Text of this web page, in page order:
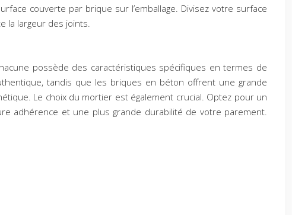
couverte par brique sur l’emballage. Divisez votre surface
la largeur des joints.
possède des caractéristiques spécifiques en termes de
tandis que les briques en béton offrent une grande
Le choix du mortier est également crucial. Optez pour un
adhérence et une plus grande durabilité de votre parement.